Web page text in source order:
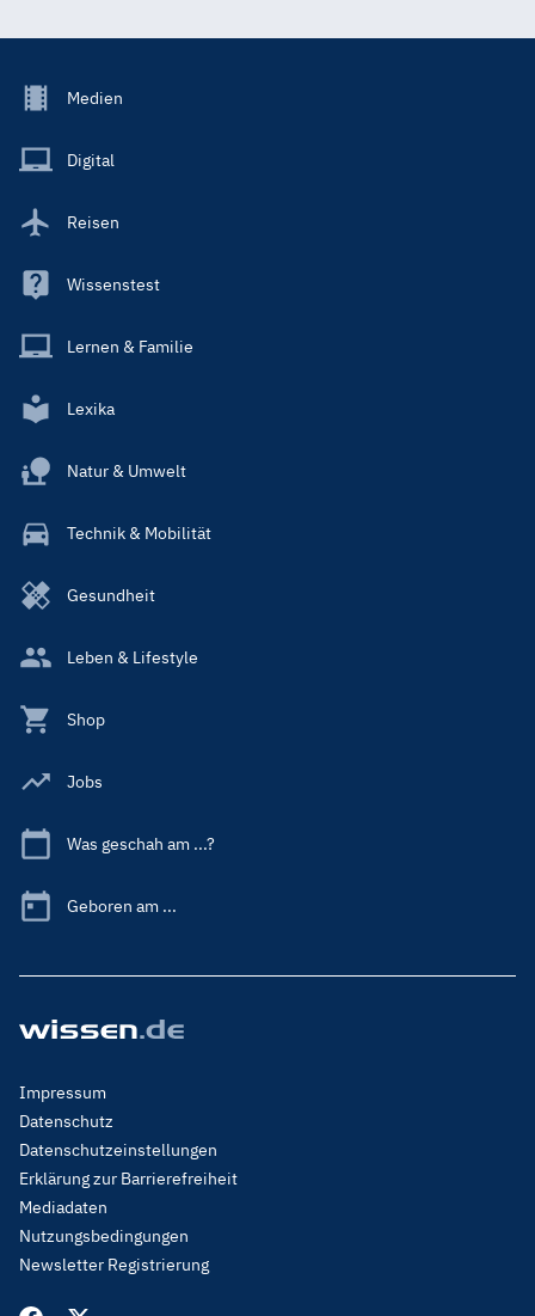
Footer
Main
Medien
Digital
Reisen
Wissenstest
Lernen & Familie
Lexika
Natur & Umwelt
Technik & Mobilität
Gesundheit
Leben & Lifestyle
Shop
Jobs
Was geschah am ...?
Geboren am ...
Footer
Menu
Legal
Impressum
Datenschutz
Datenschutzeinstellungen
Erklärung zur Barrierefreiheit
Mediadaten
Nutzungsbedingungen
Newsletter Registrierung